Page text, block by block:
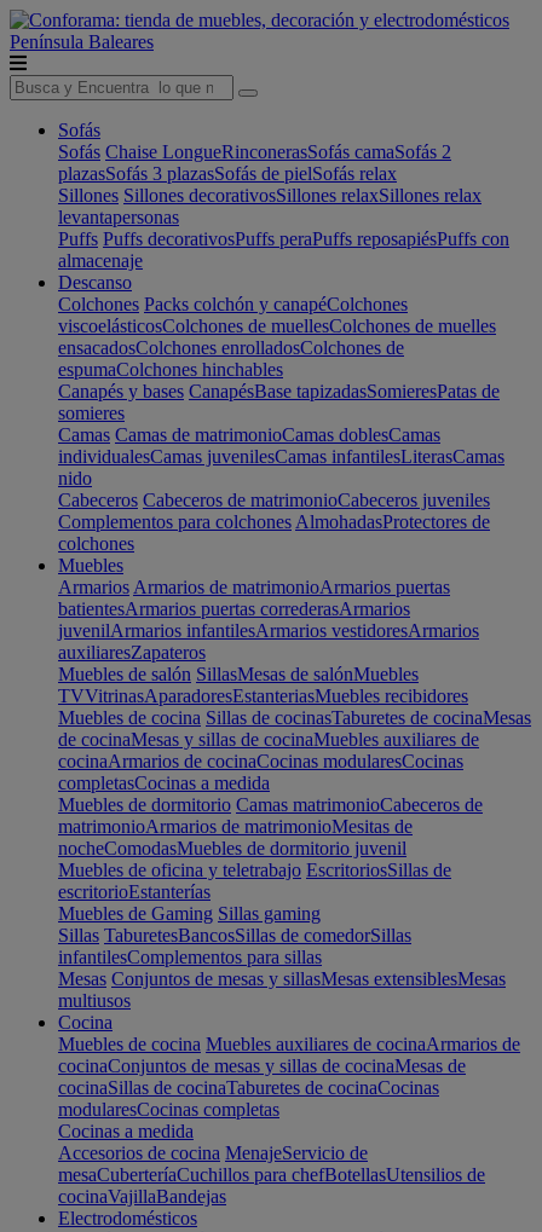
Península Baleares
Sofás
Sofás Chaise LongueRinconerasSofás camaSofás 2
plazasSofás 3 plazasSofás de pielSofás relax
Sillones Sillones decorativosSillones relaxSillones relax
levantapersonas
Puffs Puffs decorativosPuffs peraPuffs reposapiésPuffs con
almacenaje
Descanso
Colchones Packs colchón y canapéColchones
viscoelásticosColchones de muellesColchones de muelles
ensacadosColchones enrolladosColchones de
espumaColchones hinchables
Canapés y bases CanapésBase tapizadasSomieresPatas de
somieres
Camas Camas de matrimonioCamas doblesCamas
individualesCamas juvenilesCamas infantilesLiterasCamas
nido
Cabeceros Cabeceros de matrimonioCabeceros juveniles
Complementos para colchones AlmohadasProtectores de
colchones
Muebles
Armarios Armarios de matrimonioArmarios puertas
batientesArmarios puertas correderasArmarios
juvenilArmarios infantilesArmarios vestidoresArmarios
auxiliaresZapateros
Muebles de salón SillasMesas de salónMuebles
TVVitrinasAparadoresEstanteriasMuebles recibidores
Muebles de cocina Sillas de cocinasTaburetes de cocinaMesas
de cocinaMesas y sillas de cocinaMuebles auxiliares de
cocinaArmarios de cocinaCocinas modularesCocinas
completasCocinas a medida
Muebles de dormitorio Camas matrimonioCabeceros de
matrimonioArmarios de matrimonioMesitas de
nocheComodasMuebles de dormitorio juvenil
Muebles de oficina y teletrabajo EscritoriosSillas de
escritorioEstanterías
Muebles de Gaming Sillas gaming
Sillas TaburetesBancosSillas de comedorSillas
infantilesComplementos para sillas
Mesas Conjuntos de mesas y sillasMesas extensiblesMesas
multiusos
Cocina
Muebles de cocina Muebles auxiliares de cocinaArmarios de
cocinaConjuntos de mesas y sillas de cocinaMesas de
cocinaSillas de cocinaTaburetes de cocinaCocinas
modularesCocinas completas
Cocinas a medida
Accesorios de cocina MenajeServicio de
mesaCuberteríaCuchillos para chefBotellasUtensilios de
cocinaVajillaBandejas
Electrodomésticos